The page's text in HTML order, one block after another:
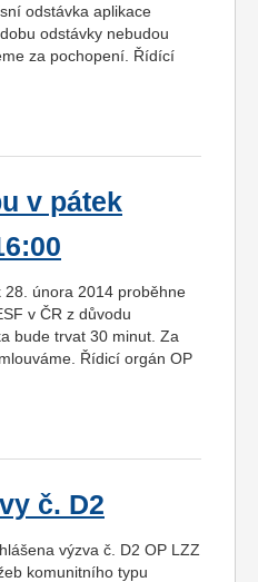
odstávka aplikace
odstávky nebudou
za pochopení. Řídící
v pátek
28. února 2014 proběhne
v ČR z důvodu
bude trvat 30 minut. Za
Řídicí orgán OP
č. D2
výzva č. D2 OP LZZ
komunitního typu